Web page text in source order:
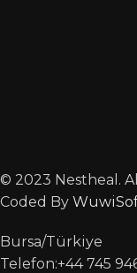
© 2023 Nestheal.
Coded By
Bursa/Türkiye
Telefon:+44 745